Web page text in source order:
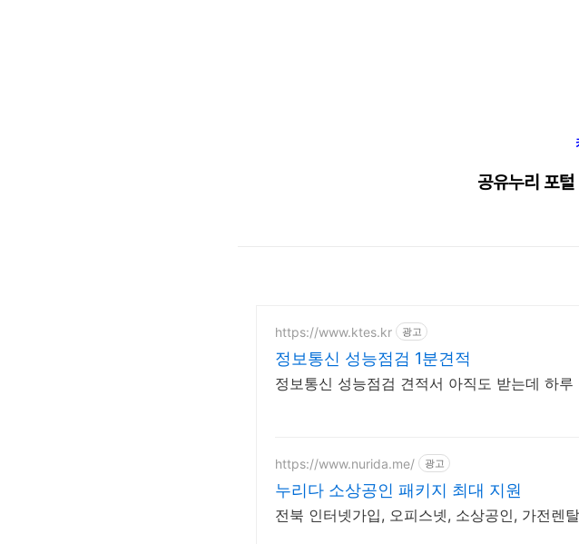
공유누리 포
https://www.ktes.kr 광고
정보통신 성능점검 1분견적
정보통신 성능점검
https://www.nurida.me/ 광고
누리다 소상공인 패키지 최대 지원
전북 인터넷가입, 오피스넷, 소상공인, 가전렌